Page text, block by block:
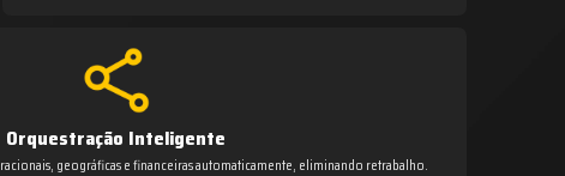
Orquestração Inteligente
geográficas e financeiras automaticamente, eliminando retrabalho.